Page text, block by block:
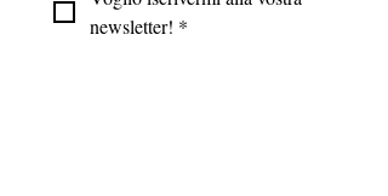
newsletter! *